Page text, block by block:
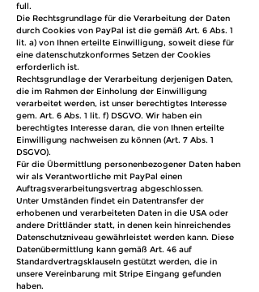
full.
Die Rechtsgrundlage für die Verarbeitung der Daten
durch Cookies von PayPal ist die gemäß Art. 6 Abs. 1
lit. a) von Ihnen erteilte Einwilligung, soweit diese für
eine datenschutzkonformes Setzen der Cookies
erforderlich ist.
Rechtsgrundlage der Verarbeitung derjenigen Daten,
die im Rahmen der Einholung der Einwilligung
verarbeitet werden, ist unser berechtigtes Interesse
gem. Art. 6 Abs. 1 lit. f) DSGVO. Wir haben ein
berechtigtes Interesse daran, die von Ihnen erteilte
Einwilligung nachweisen zu können (Art. 7 Abs. 1
DSGVO).
Für die Übermittlung personenbezogener Daten haben
wir als Verantwortliche mit PayPal einen
Auftragsverarbeitungsvertrag abgeschlossen.
Unter Umständen findet ein Datentransfer der
erhobenen und verarbeiteten Daten in die USA oder
andere Drittländer statt, in denen kein hinreichendes
Datenschutzniveau gewährleistet werden kann. Diese
Datenübermittlung kann gemäß Art. 46 auf
Standardvertragsklauseln gestützt werden, die in
unsere Vereinbarung mit Stripe Eingang gefunden
haben.